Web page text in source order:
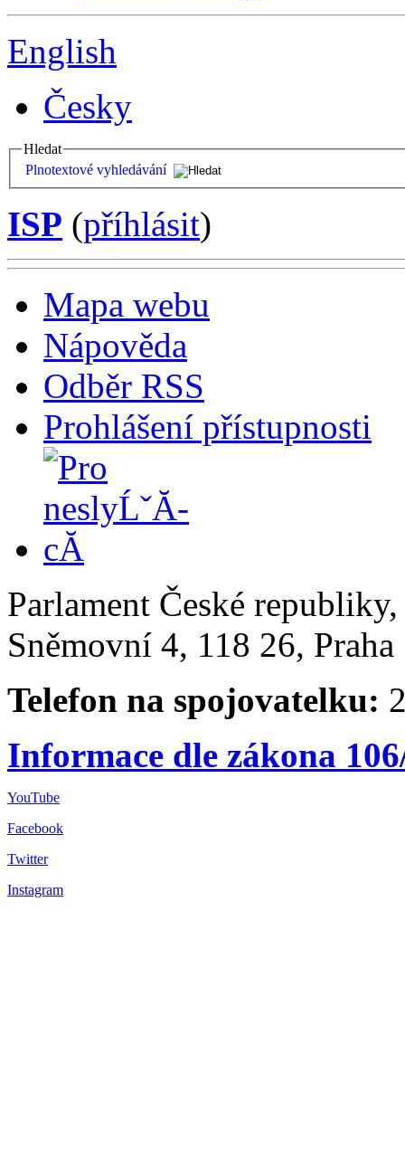
English
Česky
Hledat
Plnotextové vyhledávání
ISP (příhlásit)
Mapa webu
Nápověda
Odběr RSS
Prohlášení přístupnosti
Parlament České
Sněmovní 4, 118 26,
Telefon na spojovatelku:
Informace dle zákona
YouTube
Facebook
Twitter
Instagram